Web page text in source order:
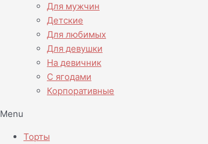
Для мужчин
Детские
Для любимых
Для девушки
На девичник
С ягодами
Корпоративные
Menu
Торты